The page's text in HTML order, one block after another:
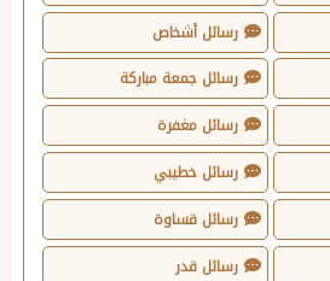
رسائل أشخاص
رسائل جمعة مباركة
رسائل مغفرة
رسائل خطيبي
رسائل قساوة
رسائل قدر